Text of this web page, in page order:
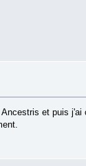
et puis